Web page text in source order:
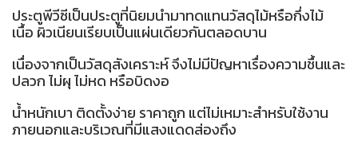
ประตูพีวีซีเป็นประตูที่นิยมนำมาทดแทนวัสดุไม้หรือกึ่งไม้
เนื้อ ผิวเนียนเรียบเป็นแผ่นเดียวกันตลอดบาน
เนื่องจากเป็นวัสดุสังเคราะห์ จึงไม่มีปัญหาเรื่องความชื้นและ
ปลวก ไม่ผุ ไม่หด หรือบิดงอ
น้ำหนักเบา ติดตั้งง่าย ราคาถูก แต่ไม่เหมาะสำหรับใช้งาน
ภายนอกและบริเวณที่มีแสงแดดส่องถึง